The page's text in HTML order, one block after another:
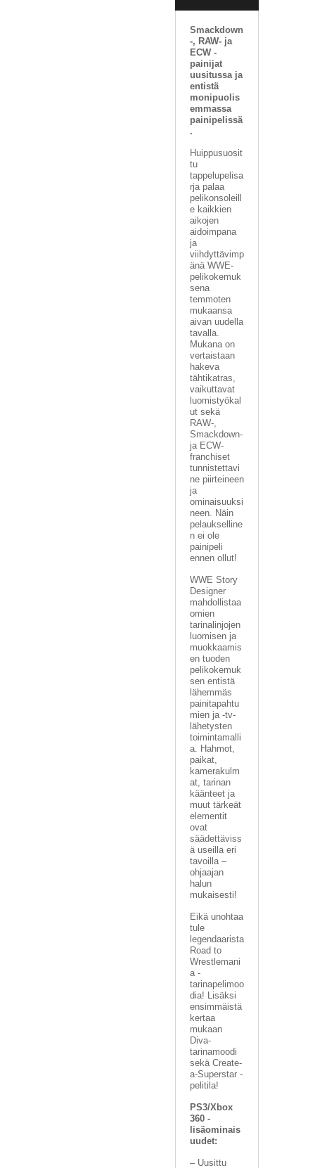
Smackdown
-, RAW- ja
ECW -
painijat
uusitussa ja
entistä
monipuolis
emmassa
painipelissä
.
Huippusuosit
tu
tappelupelisa
rja palaa
pelikonsoleill
e kaikkien
aikojen
aidoimpana
ja
viihdyttävimp
änä WWE-
pelikokemuk
sena
temmoten
mukaansa
aivan uudella
tavalla.
Mukana on
vertaistaan
hakeva
tähtikatras,
vaikuttavat
luomistyökal
ut sekä
RAW-,
Smackdown-
ja ECW-
franchiset
tunnistettavi
ne piirteineen
ja
ominaisuuksi
neen. Näin
pelaukselline
n ei ole
painipeli
ennen ollut!
WWE Story
Designer
mahdollistaa
omien
tarinalinjojen
luomisen ja
muokkaamis
en tuoden
pelikokemuk
sen entistä
lähemmäs
painitapahtu
mien ja -tv-
lähetysten
toimintamalli
a. Hahmot,
paikat,
kamerakulm
at, tarinan
käänteet ja
muut tärkeät
elementit
ovat
säädettäviss
ä useilla eri
tavoilla –
ohjaajan
halun
mukaisesti!
Eikä unohtaa
tule
legendaarista
Road to
Wrestlemani
a -
tarinapelimoo
dia! Lisäksi
ensimmäistä
kertaa
mukaan
Diva-
tarinamoodi
sekä Create-
a-Superstar -
pelitila!
PS3/Xbox
360 -
lisäominais
uudet:
– Uusittu